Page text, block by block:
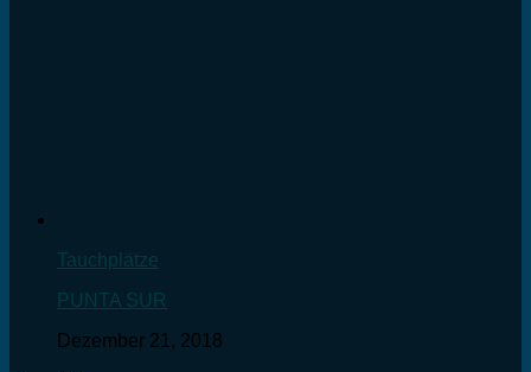
Tauchplätze
PUNTA SUR
Dezember 21, 2018